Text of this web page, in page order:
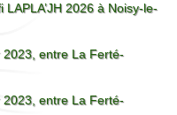
LAPLA’JH 2026 à Noisy-le-
2023, entre La Ferté-
2023, entre La Ferté-